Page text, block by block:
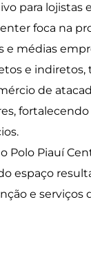
para lojistas
foca na
médias
e
de
Polo Piauí
espaço
e serviços